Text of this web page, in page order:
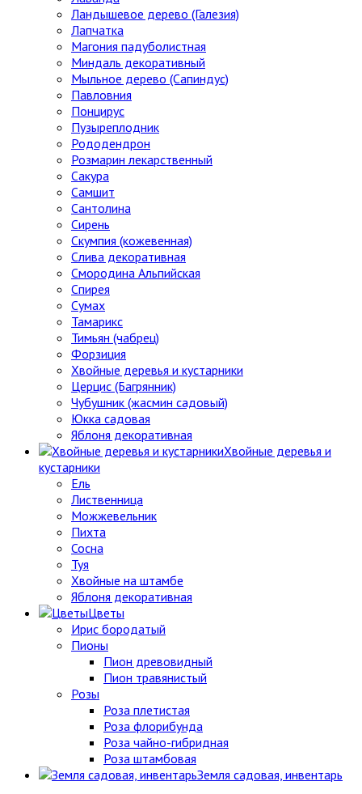
Ландышевое дерево (Галезия)
Лапчатка
Магония падуболистная
Миндаль декоративный
Мыльное дерево (Сапиндус)
Павловния
Понцирус
Пузыреплодник
Рододендрон
Розмарин лекарственный
Сакура
Самшит
Сантолина
Сирень
Скумпия (кожевенная)
Слива декоративная
Смородина Альпийская
Спирея
Сумах
Тамарикс
Тимьян (чабрец)
Форзиция
Хвойные деревья и кустарники
Церцис (Багрянник)
Чубушник (жасмин садовый)
Юкка садовая
Яблоня декоративная
Хвойные деревья и
кустарники
Ель
Лиственница
Можжевельник
Пихта
Сосна
Туя
Хвойные на штамбе
Яблоня декоративная
Цветы
Ирис бородатый
Пионы
Пион древовидный
Пион травянистый
Розы
Роза плетистая
Роза флорибунда
Роза чайно-гибридная
Роза штамбовая
Земля садовая, инвентарь